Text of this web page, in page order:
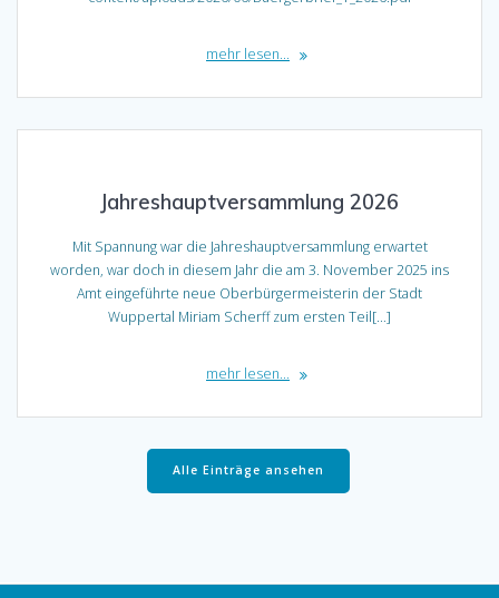
mehr lesen...
Jahreshauptversammlung 2026
Mit Spannung war die Jahreshauptversammlung erwartet
worden, war doch in diesem Jahr die am 3. November 2025 ins
Amt eingeführte neue Oberbürgermeisterin der Stadt
Wuppertal Miriam Scherff zum ersten Teil[…]
mehr lesen...
Alle Einträge ansehen